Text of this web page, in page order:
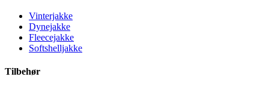
Vinterjakke
Dynejakke
Fleecejakke
Softshelljakke
Tilbehør